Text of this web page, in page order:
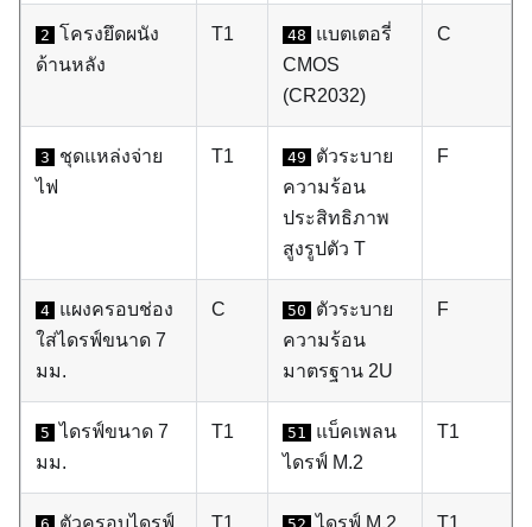
2 โครงยึดผนัง
ด้านหลัง
T1 48
แบตเตอรี่
CMOS
(CR2032)
C
3
ชุดแหล่งจ่าย
ไฟ
T1 49
ตัวระบาย
ความร้อน
ประสิทธิภาพ
สูงรูปตัว T
F
4 แผงครอบช่อง
ใส่ไดรฟ์ขนาด 7
มม.
C 50
ตัวระบาย
ความร้อน
มาตรฐาน 2U
F
5 ไดรฟ์ขนาด 7
มม.
T1 51
แบ็คเพลน
ไดรฟ์ M.2
T1
ตัวครอบไดรฟ์
T1 ไดรฟ์ M.2 T1